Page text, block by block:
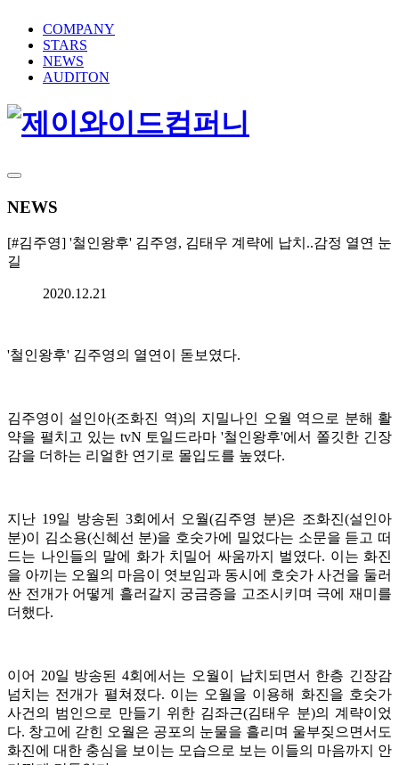
COMPANY
STARS
NEWS
AUDITON
NEWS
[#김주영] '철인왕후' 김주영, 김태우 계략에 납치..감정 열연 눈
길
2020.12.21
'철인왕후' 김주영의 열연이 돋보였다.
김주영이 설인아(조화진 역)의 지밀나인 오월 역으로 분해 활
약을 펼치고 있는 tvN 토일드라마 '철인왕후'에서 쫄깃한 긴장
감을 더하는 리얼한 연기로 몰입도를 높였다.
지난 19일 방송된 3회에서 오월(김주영 분)은 조화진(설인아
분)이 김소용(신혜선 분)을 호숫가에 밀었다는 소문을 듣고 떠
드는 나인들의 말에 화가 치밀어 싸움까지 벌였다. 이는 화진
을 아끼는 오월의 마음이 엿보임과 동시에 호숫가 사건을 둘러
싼 전개가 어떻게 흘러갈지 궁금증을 고조시키며 극에 재미를
더했다.
이어 20일 방송된 4회에서는 오월이 납치되면서 한층 긴장감
넘치는 전개가 펼쳐졌다. 이는 오월을 이용해 화진을 호숫가
사건의 범인으로 만들기 위한 김좌근(김태우 분)의 계략이었
다. 창고에 갇힌 오월은 공포의 눈물을 흘리며 울부짖으면서도
화진에 대한 충심을 보이는 모습으로 보는 이들의 마음까지 안